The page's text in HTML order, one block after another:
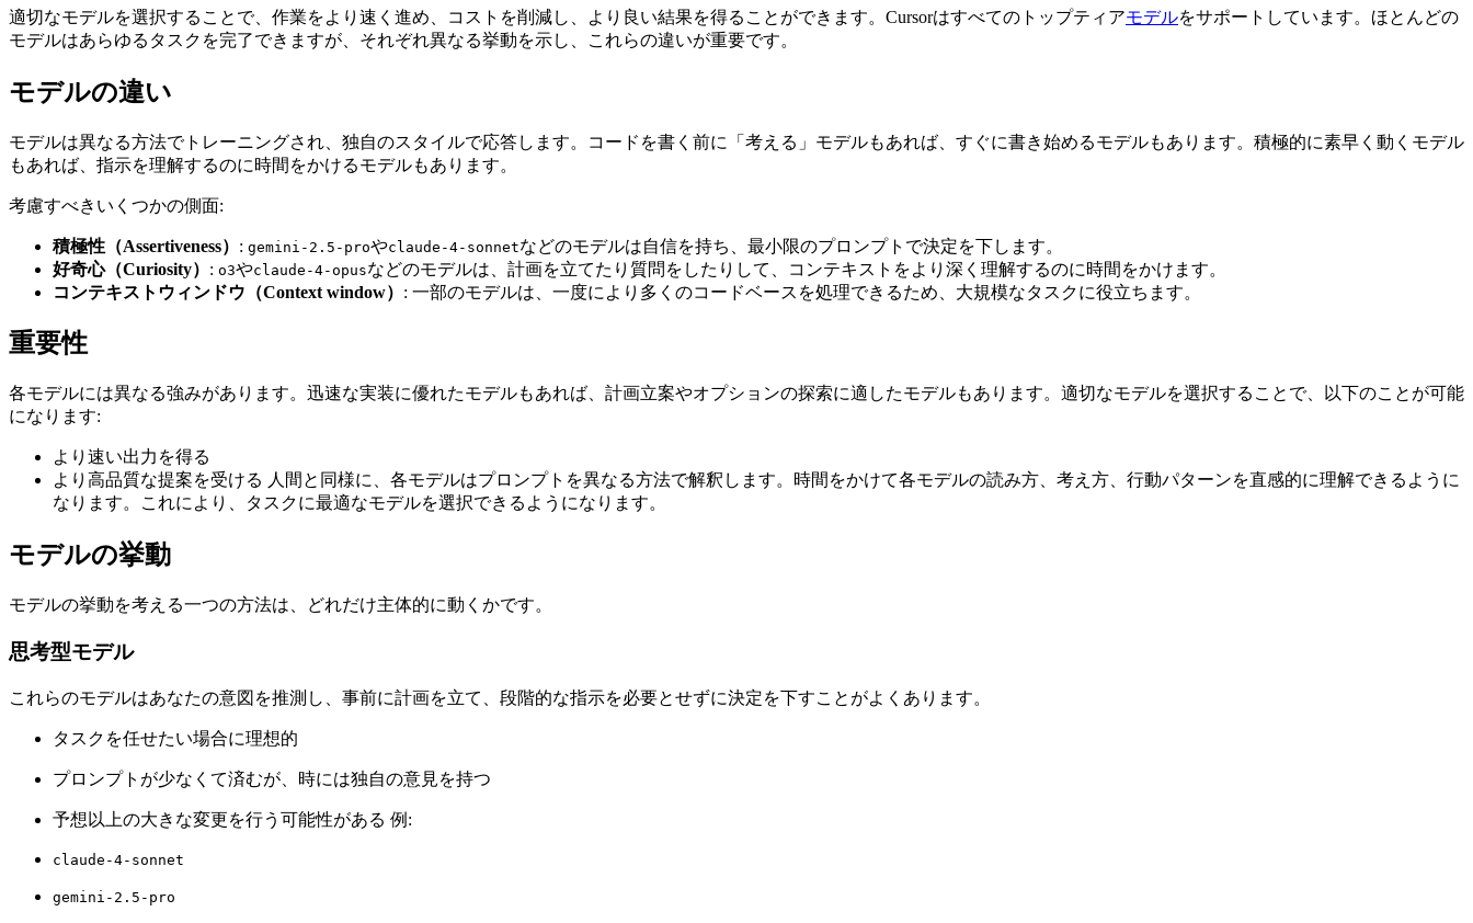
適切なモデルを選択することで、作業をより速く進め、コストを削減し、より良い結果を得ることができます。Cursorはすべてのトップティアモデルをサポートしています。ほとんどの
モデルはあらゆるタスクを完了できますが、それぞれ異なる挙動を示し、これらの違いが重要です。
モデルの違い
モデルは異なる方法でトレーニングされ、独自のスタイルで応答します。コードを書く前に「考える」モデルもあれば、すぐに書き始めるモデルもあります。積極的に素早く動くモデル
もあれば、指示を理解するのに時間をかけるモデルもあります。
考慮すべきいくつかの側面:
積極性（Assertiveness） : gemini-2.5-proやclaude-4-sonnetなどのモデルは自信を持ち、最小限のプロンプトで決定を下します。
好奇心（Curiosity） : o3やclaude-4-opusなどのモデルは、計画を立てたり質問をしたりして、コンテキストをより深く理解するのに時間をかけます。
コンテキストウィンドウ（Context window） : 一部のモデルは、一度により多くのコードベースを処理できるため、大規模なタスクに役立ちます。
重要性
各モデルには異なる強みがあります。迅速な実装に優れたモデルもあれば、計画立案やオプションの探索に適したモデルもあります。適切なモデルを選択することで、以下のことが可能
になります:
より速い出力を得る
より高品質な提案を受ける 人間と同様に、各モデルはプロンプトを異なる方法で解釈します。時間をかけて各モデルの読み方、考え方、行動パターンを直感的に理解できるように
なります。これにより、タスクに最適なモデルを選択できるようになります。
モデルの挙動
モデルの挙動を考える一つの方法は、どれだけ主体的に動くかです。
思考型モデル
これらのモデルはあなたの意図を推測し、事前に計画を立て、段階的な指示を必要とせずに決定を下すことがよくあります。
タスクを任せたい場合に理想的
プロンプトが少なくて済むが、時には独自の意見を持つ
予想以上の大きな変更を行う可能性がある 例:
claude-4-sonnet
gemini-2.5-pro